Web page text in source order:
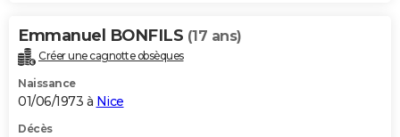
Emmanuel BONFILS (17 ans)
Créer une cagnotte obsèques
Naissance
01/06/1973 à Nice
Décès